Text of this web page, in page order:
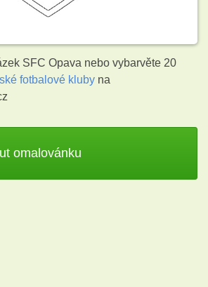
SFC Opava nebo vybarvěte 20
fotbalové kluby na
omalovánku